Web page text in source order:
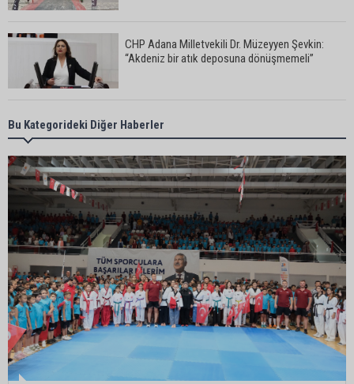
CHP Adana Milletvekili Dr. Müzeyyen Şevkin:
“Akdeniz bir atık deposuna dönüşmemeli”
Adana’da aile içi arsa krizi: 95 yaşındaki kadının
miras arsası satıldı, 17 milyonun 13 milyonu
Uluslararası Adana Altın Koza Film Festivali’nde
Orhan Kemal Emek Ödülleri’nin sahipleri belli oldu
Adana’da trafikte testereyle saldırı iddiası:
Şüpheli tutuklandı
Adana’da internet kablosu hırsızlığı kamerada:
Mahallenin bir bölümünde internet erişimi kesildi
Bu Kategorideki Diğer Haberler